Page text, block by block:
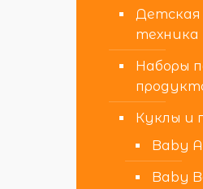
Детская
техника
Наборы
Куклы и
Baby
Baby